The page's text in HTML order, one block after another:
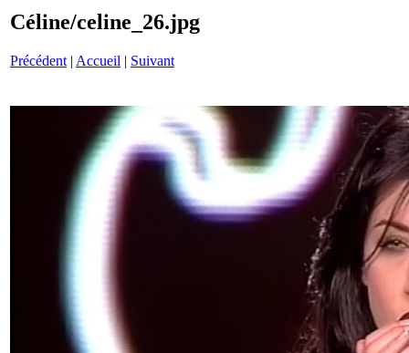
Céline/celine_26.jpg
Précédent | Accueil | Suivant